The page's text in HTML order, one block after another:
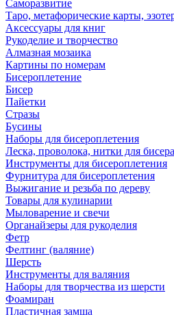
Саморазвитие
Таро, метафорические карты,
Аксессуары для книг
Рукоделие и творчество
Алмазная мозаика
Картины по номерам
Бисероплетение
Бисер
Пайетки
Стразы
Бусины
Наборы для бисероплетения
Леска, проволока, нитки для бисера
Инструменты для бисероплетения
Фурнитура для бисероплетения
Выжигание и резьба по дереву
Товары для кулинарии
Мыловарение и свечи
Органайзеры для рукоделия
Фетр
Фелтинг (валяние)
Шерсть
Инструменты для валяния
Наборы для творчества из шерсти
Фоамиран
Пластичная замша